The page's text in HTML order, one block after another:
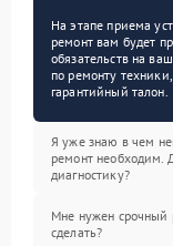
На этапе приема
ремонт вам будет
обязательств на
по ремонту
гарантийный талон.
Я уже знаю в чем
ремонт необходим.
диагностику?
Мне нужен срочный
сделать?